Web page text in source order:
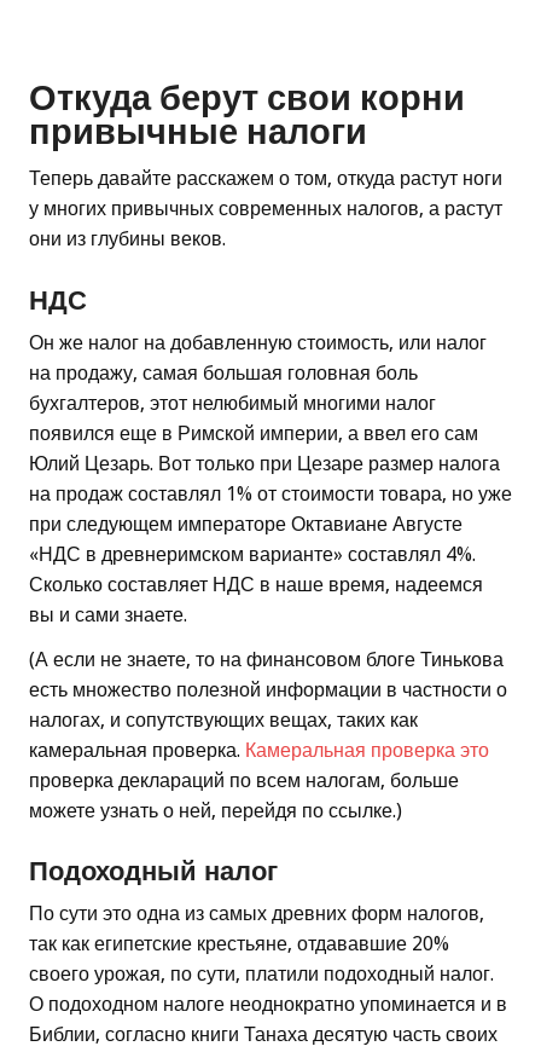
Откуда берут свои корни
привычные налоги
Теперь давайте расскажем о том, откуда растут ноги
у многих привычных современных налогов, а растут
они из глубины веков.
НДС
Он же налог на добавленную стоимость, или налог
на продажу, самая большая головная боль
бухгалтеров, этот нелюбимый многими налог
появился еще в Римской империи, а ввел его сам
Юлий Цезарь. Вот только при Цезаре размер налога
на продаж составлял 1% от стоимости товара, но уже
при следующем императоре Октавиане Августе
«НДС в древнеримском варианте» составлял 4%.
Сколько составляет НДС в наше время, надеемся
вы и сами знаете.
(А если не знаете, то на финансовом блоге Тинькова
есть множество полезной информации в частности о
налогах, и сопутствующих вещах, таких как
камеральная проверка. Камеральная проверка это
проверка деклараций по всем налогам, больше
можете узнать о ней, перейдя по ссылке.)
Подоходный налог
По сути это одна из самых древних форм налогов,
так как египетские крестьяне, отдававшие 20%
своего урожая, по сути, платили подоходный налог.
О подоходном налоге неоднократно упоминается и в
Библии, согласно книги Танаха десятую часть своих